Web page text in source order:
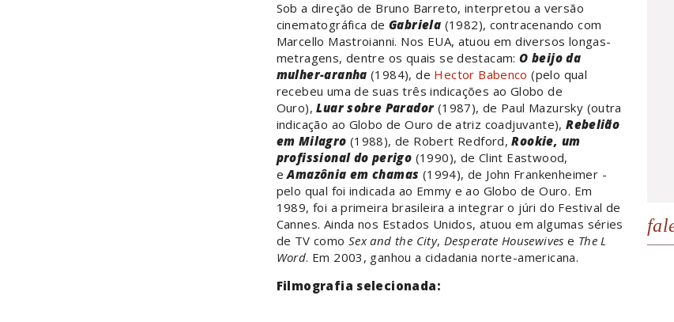
Sob a direção de Bruno Barreto, interpretou a versão
cinematográfica deGabriela (1982), contracenando com
Marcello Mastroianni. Nos EUA, atuou em diversos longas-
metragens, dentre os quais se destacam:O beijo da
mulher-aranha (1984), de Hector Babenco (pelo qual
recebeu uma de suas três indicações ao Globo de
Ouro),Luar sobre Parador (1987), de Paul Mazursky (outra
indicação ao Globo de Ouro de atriz coadjuvante),Rebelião
em Milagro (1988), de Robert Redford,Rookie, um
profissional do perigo (1990), de Clint Eastwood,
eAmazônia em chamas (1994), de John Frankenheimer -
pelo qual foi indicada ao Emmy e ao Globo de Ouro. Em
1989, foi a primeira brasileira a integrar o júri do Festival de
Cannes. Ainda nos Estados Unidos, atuou em algumas séries
de TV como Sex and the City, Desperate Housewives e The L
Word. Em 2003, ganhou a cidadania norte-americana.
Filmografia selecionada: